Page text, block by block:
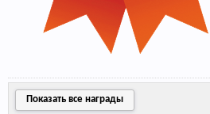
Показать все награды